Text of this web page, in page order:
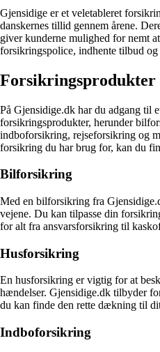
Gjensidige er et veletableret
danskernes tillid gennem årene.
giver kunderne mulighed for nemt
forsikringspolice, indhente tilbud og
Forsikringsprodukter
På Gjensidige.dk har du adgang til
forsikringsprodukter, herunder
indboforsikring, rejseforsikring og
forsikring du har brug for, kan du
Bilforsikring
Med en bilforsikring fra
vejene. Du kan tilpasse din
for alt fra ansvarsforsikring til
Husforsikring
En husforsikring er vigtig for at
hændelser. Gjensidige.dk tilbyder
du kan finde den rette dækning til
Indboforsikring